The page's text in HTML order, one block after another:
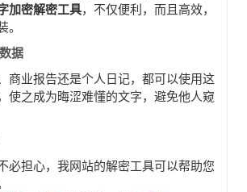
加密解密工具，不仅便利，而且高效，
据
商业报告还是个人日记，都可以使用这
使之成为晦涩难懂的文字，避免他人窥
必担心，我网站的解密工具可以帮助您